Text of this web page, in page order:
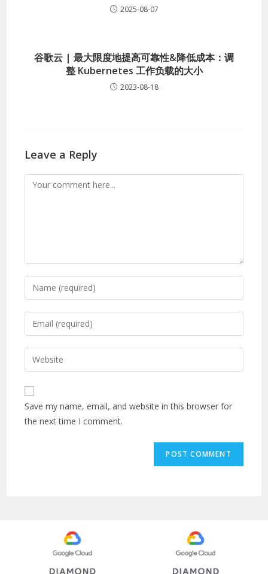
2025-08-07
谷歌云 | 最大限度地提高可靠性&降低成本：调
整 Kubernetes 工作负载的大小
2023-08-18
Leave a Reply
Save my name, email, and website in this browser for
the next time I comment.